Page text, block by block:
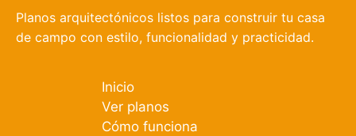
Planos arquitectónicos listos para construir tu casa
de campo con estilo, funcionalidad y practicidad.
Inicio
Ver planos
Cómo funciona